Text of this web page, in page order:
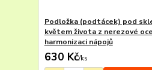
Podložka (podtácek) pod
květem života z nerezové
harmonizaci nápojů
630 Kč/ks